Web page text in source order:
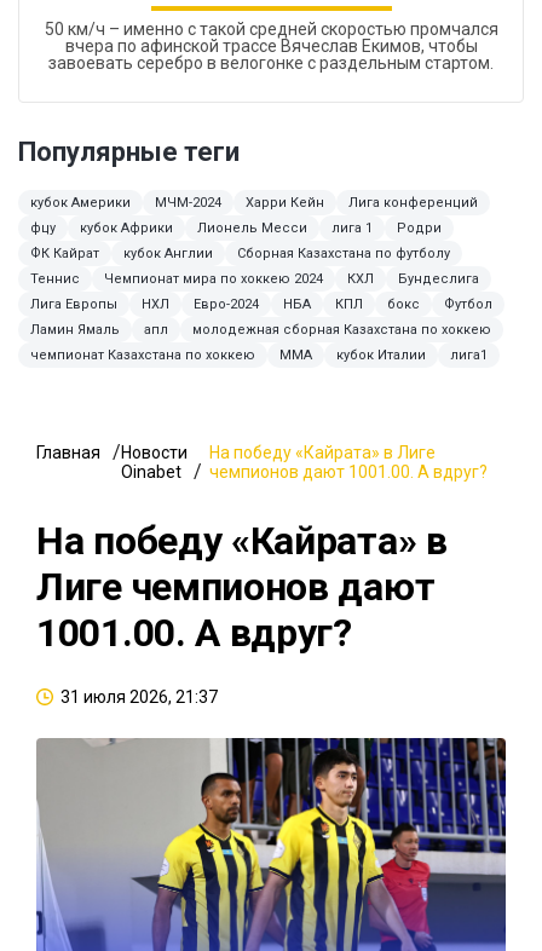
50 км/ч – именно с такой средней скоростью промчался
вчера по афинской трассе Вячеслав Екимов, чтобы
завоевать серебро в велогонке с раздельным стартом.
Популярные теги
кубок Америки МЧМ-2024 Харри Кейн
Лига конференций
фцу
кубок Африки Лионель Месси лига 1
Родри
ФК Кайрат
кубок Англии
Сборная Казахстана по футболу
Теннис
Чемпионат мира по хоккею 2024 КХЛ
Бундеслига
Лига Европы
НХЛ Евро-2024 НБА КПЛ бокс
Футбол
Ламин Ямаль
апл
молодежная сборная Казахстана по хоккею
чемпионат Казахстана по хоккею
MMA кубок Италии лига1
Главная
Новости
Oinabet
На победу «Кайрата» в Лиге
чемпионов дают 1001.00. А вдруг?
На победу «Кайрата» в
Лиге чемпионов дают
1001.00. А вдруг?
31 июля 2026, 21:37